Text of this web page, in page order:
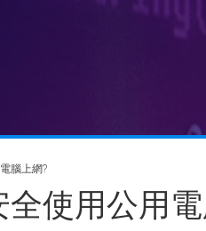
腦上網?
全使用公用